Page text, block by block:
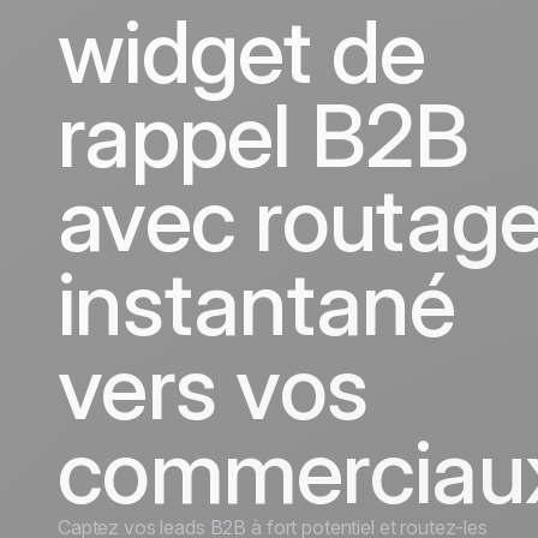
widget de
rappel B2B
avec
instantané
vers vos
Captez vos leads B2B à fort potentiel et routez-les